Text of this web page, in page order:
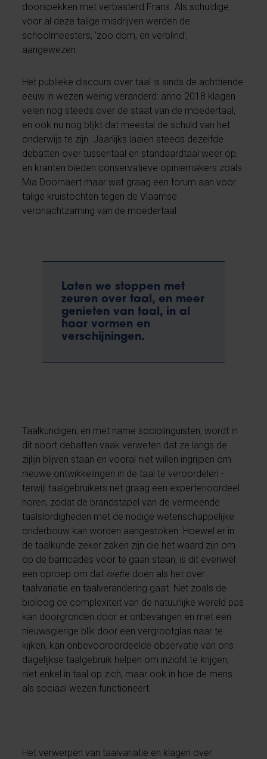
doorspekken met verbasterd Frans. Als schuldige
voor al deze talige misdrijven werden de
schoolmeesters, 'zoo dom, en verblind',
aangewezen.
Het publieke discours over taal is sinds de achttiende
eeuw in wezen weinig veranderd: anno 2018 klagen
velen nog steeds over de staat van de moedertaal,
en ook nu nog blijkt dat meestal de schuld van het
onderwijs te zijn. Jaarlijks laaien steeds dezelfde
debatten over tussentaal en standaardtaal weer op,
en kranten bieden conservatieve opiniemakers zoals
Mia Doornaert maar wat graag een forum aan voor
talige kruistochten tegen de Vlaamse
veronachtzaming van de moedertaal.
Laten we stoppen met
zeuren over taal, en meer
genieten van taal, in al
haar vormen en
verschijningen.
Taalkundigen, en met name sociolinguïsten, wordt in
dit soort debatten vaak verweten dat ze langs de
zijlijn blijven staan en vooral niet willen ingrijpen om
nieuwe ontwikkelingen in de taal te veroordelen -
terwijl taalgebruikers net graag een expertenoordeel
horen, zodat de brandstapel van de vermeende
taalslordigheden met de nodige wetenschappelijke
onderbouw kan worden aangestoken. Hoewel er in
de taalkunde zeker zaken zijn die het waard zijn om
op de barricades voor te gaan staan, is dit evenwel
een oproep om dat niette doen als het over
taalvariatie en taalverandering gaat. Net zoals de
bioloog de complexiteit van de natuurlijke wereld pas
kan doorgronden door er onbevangen en met een
nieuwsgierige blik door een vergrootglas naar te
kijken, kan onbevooroordeelde observatie van ons
dagelijkse taalgebruik helpen om inzicht te krijgen,
niet enkel in taal op zich, maar ook in hoe de mens
als sociaal wezen functioneert.
Het verwerpen van taalvariatie en klagen over